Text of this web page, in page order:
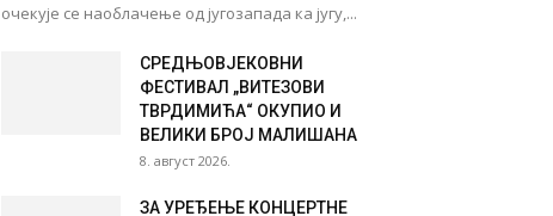
очекује се наоблачење од југозапада ка југу,...
СРЕДЊОВЈЕКОВНИ
ФЕСТИВАЛ „ВИТЕЗОВИ
ТВРДИМИЋА“ ОКУПИО И
ВЕЛИКИ БРОЈ МАЛИШАНА
8. август 2026.
ЗА УРЕЂЕЊЕ КОНЦЕРТНЕ